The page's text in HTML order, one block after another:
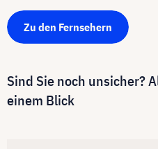
Zu den Fernsehern
Sind Sie noch unsicher?
einem Blick